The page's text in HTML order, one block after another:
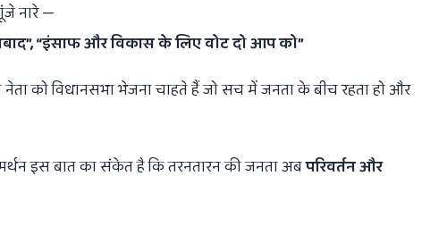
नारे —
”, “इंसाफ और विकास के लिए वोट दो आप को”
को विधानसभा भेजना चाहते हैं जो सच में जनता के बीच रहता हो और
इस बात का संकेत है कि तरनतारन की जनता अबपरिवर्तन और